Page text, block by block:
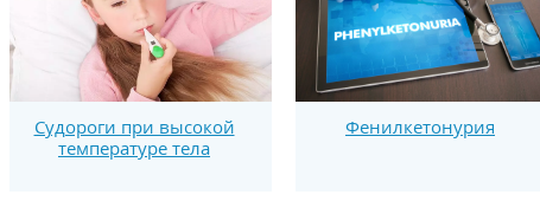
Судороги при высокой
температуре тела
Фенилкетонурия